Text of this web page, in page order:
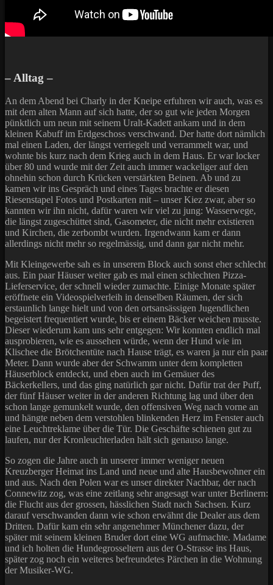
– Alltag –
An dem Abend bei Charly in der Kneipe erfuhren wir auch, was es
mit dem alten Mann auf sich hatte, der so gut wie jeden Morgen
pünktlich um neun mit seinem Uralt-Kadett ankam und in dem
kleinen Kabuff im Erdgeschoss verschwand. Der hatte dort nämlich
mal einen Laden, der längst verriegelt und verrammelt war, und
wohnte bis kurz nach dem Krieg auch in dem Haus. Er war locker
über 80 und wurde mit der Zeit auch immer wackeliger auf den
ohnehin schon durch Krücken verstärkten Beinen. Ab und zu
kamen wir ins Gespräch und eines Tages brachte er diesen
Riesenstapel Fotos und Postkarten mit – unser Kiez zwar, aber so
kannten wir ihn nicht, dafür waren wir viel zu jung: Wasserwege,
die längst zugeschüttet sind, Gasometer, die nicht mehr existieren
und Kirchen, die zerbombt wurden. Irgendwann kam er dann
allerdings nicht mehr so regelmässig, und dann gar nicht mehr.
Mit Kleingewerbe sah es in unserem Block auch sonst eher schlecht
aus. Ein paar Häuser weiter gab es mal einen schlechten Pizza-
Lieferservice, der schnell wieder zumachte. Einige Monate später
eröffnete ein Videospielverleih in denselben Räumen, der sich
erstaunlich lange hielt und von den ortsansässigen Jugendlichen
begeistert frequentiert wurde, bis er einem Bäcker weichen musste.
Dieser wiederum kam uns sehr entgegen: Wir konnten endlich mal
ausprobieren, wie es aussehen würde, wenn der Hund wie im
Klischee die Brötchentüte nach Hause trägt, es waren ja nur ein paar
Meter. Dann wurde aber der Schwamm unter dem kompletten
Häuserblock entdeckt, und eben auch im Gemäuer des
Bäckerkellers, und das ging natürlich gar nicht. Dafür trat der Puff,
der fünf Häuser weiter in der anderen Richtung lag und über den
schon lange gemunkelt wurde, den offensiven Weg nach vorne an
und hängte neben dem verstohlen blinkenden Herz im Fenster auch
eine Leuchtreklame über die Tür. Die Geschäfte schienen gut zu
laufen, nur der Kronleuchterladen hält sich genauso lange.
So zogen die Jahre auch in unserer immer weniger neuen
Kreuzberger Heimat ins Land und neue und alte Hausbewohner ein
und aus. Nach den Polen war es unser direkter Nachbar, der nach
Connewitz zog, was eine zeitlang sehr angesagt war unter Berlinern:
die Flucht aus der grossen, hässlichen Stadt nach Sachsen. Kurz
darauf verschwanden dann wie schon erwähnt die Dealer aus dem
Dritten. Dafür kam ein sehr angenehmer Münchener dazu, der
später mit seinem kleinen Bruder dort eine WG aufmachte. Madame
und ich holten die Hundegrosseltern aus der O-Strasse ins Haus,
später zog noch ein weiteres befreundetes Pärchen in die Wohnung
der Musiker-WG.